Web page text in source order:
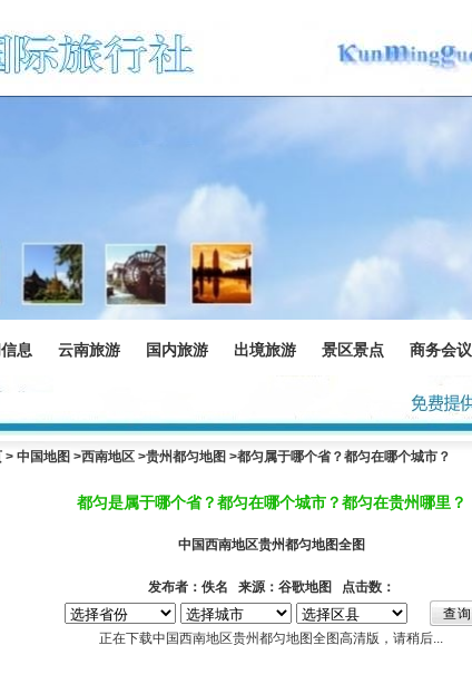
息 云南旅游 国内旅游 出境旅游 景区景点 商务会议
> 中国地图 >西南地区 >贵州都匀地图 >都匀属于哪个省？都匀在哪个城市？
都匀是属于哪个省？都匀在哪个城市？都匀在贵州哪里？
中国西南地区贵州都匀地图全图
发布者：佚名 来源：谷歌地图 点击数：
正在下载中国西南地区贵州都匀地图全图高清版，请稍后...